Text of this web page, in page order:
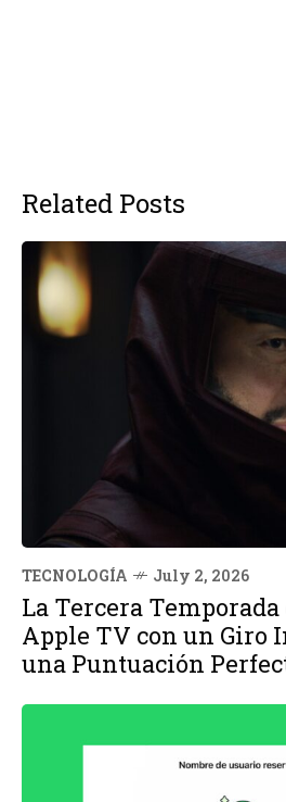
Related Posts
TECNOLOGÍA July 2, 2026
La Tercera
Apple TV con un Giro
una Puntuación